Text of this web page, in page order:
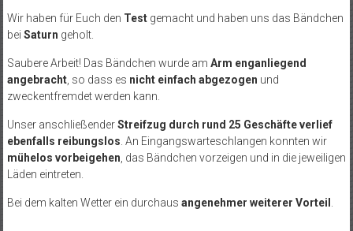
Wir haben für Euch den Testgemacht und haben uns das Bändchen
bei Saturn geholt.
Saubere Arbeit! Das Bändchen wurde am Arm enganliegend
angebracht, so dass es nicht einfach abgezogen und
zweckentfremdet werden kann.
Unser anschließenderStreifzug durch rund 25 Geschäfte verlief
ebenfalls reibungslos . An Eingangswarteschlangen konnten wir
mühelos vorbeigehen , das Bändchen vorzeigen und in die jeweiligen
Läden eintreten.
Bei dem kalten Wetter ein durchaus angenehmer weiterer Vorteil